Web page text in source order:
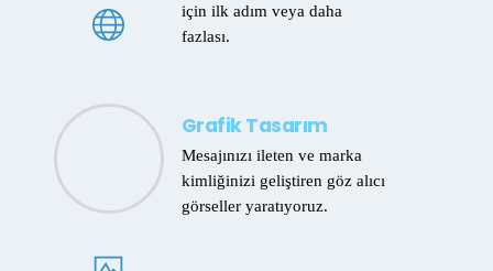
için ilk adım veya daha
fazlası.
Grafik Tasarım
Mesajınızı ileten ve marka
kimliğinizi geliştiren göz alıcı
görseller yaratıyoruz.